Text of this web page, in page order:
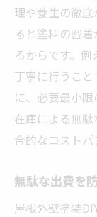
理や養生の徹
ると塗料の密
るからです。
丁寧に行うこ
に、必要最小
在庫による無
合的なコストパ
無駄な出費を
屋根外壁塗装